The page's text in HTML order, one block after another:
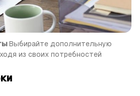
Выбирайте дополнительную
из своих потребностей